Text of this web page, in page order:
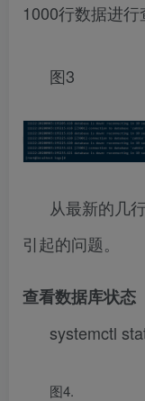
1000行数据进行
图3
从最新的几
引起的问题。
查看数据库状态
systemctl
图4.